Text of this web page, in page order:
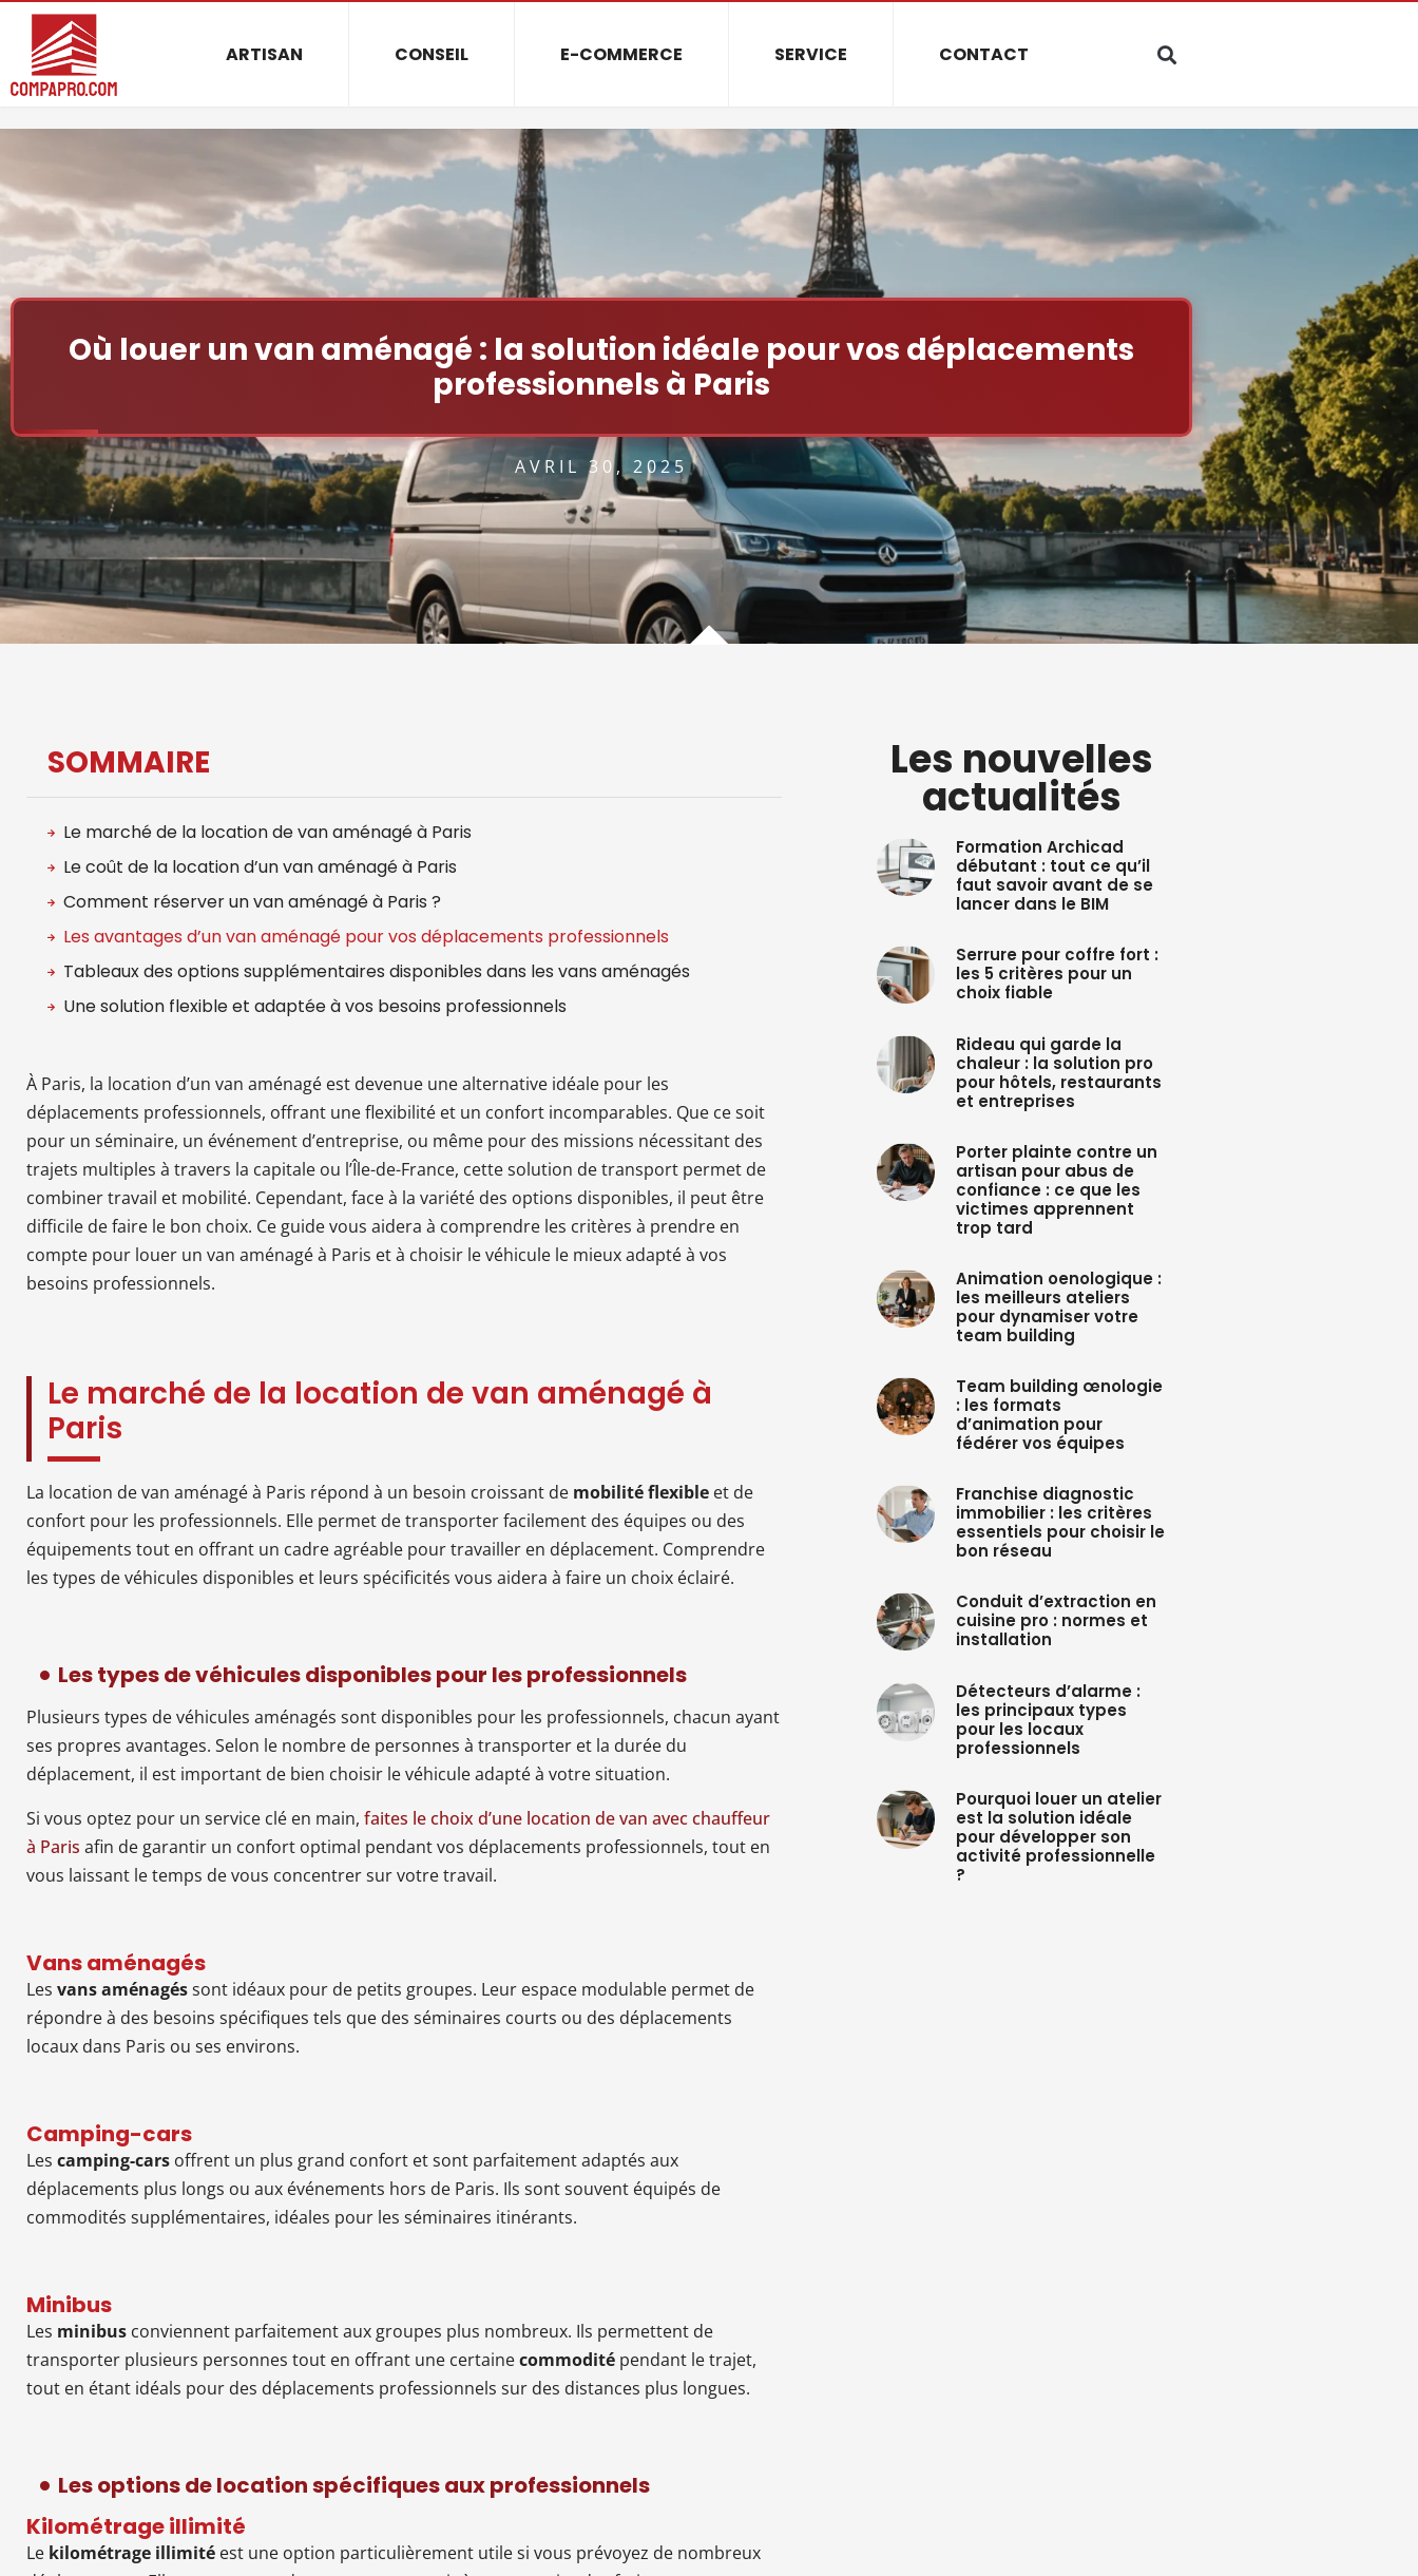
ARTISAN CONSEIL E-COMMERCE SERVICE CONTACT
Où louer un van aménagé : la solution idéale pour vos déplacements
professionnels à Paris
AVRIL 30, 2025
SOMMAIRE
Le marché de la location de van aménagé à Paris
Le coût de la location d’un van aménagé à Paris
Comment réserver un van aménagé à Paris ?
Les avantages d’un van aménagé pour vos déplacements professionnels
Tableaux des options supplémentaires disponibles dans les vans aménagés
Une solution flexible et adaptée à vos besoins professionnels
À Paris, la location d’un van aménagé est devenue une alternative idéale pour les
déplacements professionnels, offrant une flexibilité et un confort incomparables. Que ce soit
pour un séminaire, un événement d’entreprise, ou même pour des missions nécessitant des
trajets multiples à travers la capitale ou l’Île-de-France, cette solution de transport permet de
combiner travail et mobilité. Cependant, face à la variété des options disponibles, il peut être
difficile de faire le bon choix. Ce guide vous aidera à comprendre les critères à prendre en
compte pour louer un van aménagé à Paris et à choisir le véhicule le mieux adapté à vos
besoins professionnels.
Le marché de la location de van aménagé à
Paris
La location de van aménagé à Paris répond à un besoin croissant de mobilité flexible et de
confort pour les professionnels. Elle permet de transporter facilement des équipes ou des
équipements tout en offrant un cadre agréable pour travailler en déplacement. Comprendre
les types de véhicules disponibles et leurs spécificités vous aidera à faire un choix éclairé.
Les types de véhicules disponibles pour les professionnels
Plusieurs types de véhicules aménagés sont disponibles pour les professionnels, chacun ayant
ses propres avantages. Selon le nombre de personnes à transporter et la durée du
déplacement, il est important de bien choisir le véhicule adapté à votre situation.
Si vous optez pour un service clé en main, faites le choix d’une location de van avec chauffeur
à Paris afin de garantir un confort optimal pendant vos déplacements professionnels, tout en
vous laissant le temps de vous concentrer sur votre travail.
Vans aménagés
Les vans aménagéssont idéaux pour de petits groupes. Leur espace modulable permet de
répondre à des besoins spécifiques tels que des séminaires courts ou des déplacements
locaux dans Paris ou ses environs.
Camping-cars
Les camping-cars offrent un plus grand confort et sont parfaitement adaptés aux
déplacements plus longs ou aux événements hors de Paris. Ils sont souvent équipés de
commodités supplémentaires, idéales pour les séminaires itinérants.
Minibus
Les minibus conviennent parfaitement aux groupes plus nombreux. Ils permettent de
transporter plusieurs personnes tout en offrant une certainecommodité pendant le trajet,
tout en étant idéals pour des déplacements professionnels sur des distances plus longues.
Les options de location spécifiques aux professionnels
Kilométrage illimité
Le kilométrage illimité est une option particulièrement utile si vous prévoyez de nombreux
Les nouvelles
actualités
Formation Archicad
débutant : tout ce qu’il
faut savoir avant de se
lancer dans le BIM
Serrure pour coffre fort :
les 5 critères pour un
choix fiable
Rideau qui garde la
chaleur : la solution pro
pour hôtels, restaurants
et entreprises
Porter plainte contre un
artisan pour abus de
confiance : ce que les
victimes apprennent
trop tard
Animation oenologique :
les meilleurs ateliers
pour dynamiser votre
team building
Team building œnologie
: les formats
d’animation pour
fédérer vos équipes
Franchise diagnostic
immobilier : les critères
essentiels pour choisir le
bon réseau
Conduit d’extraction en
cuisine pro : normes et
installation
Détecteurs d’alarme :
les principaux types
pour les locaux
professionnels
Pourquoi louer un atelier
est la solution idéale
pour développer son
activité professionnelle
?